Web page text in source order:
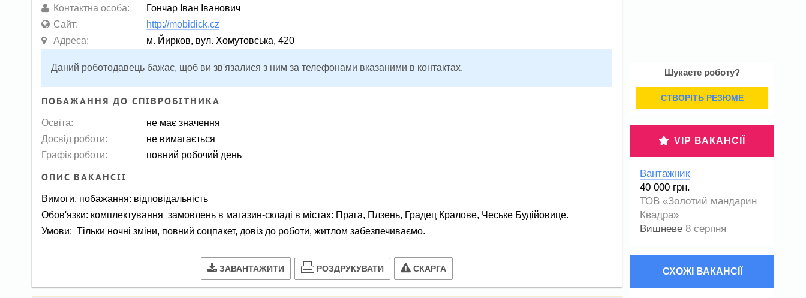
Контактна особа:
Гончар Іван Іванович
Сайт:
http://mobidick.cz
Адреса:
м. Йирков, вул. Хомутовська, 420
Даний роботодавець бажає, щоб ви зв'язалися з ним за телефонами вказаними в контактах.
ПОБАЖАННЯ ДО СПІВРОБІТНИКА
Освіта:
не має значення
Досвід роботи:
не вимагається
Графік роботи:
повний робочий день
ОПИС ВАКАНСІЇ
Вимоги, побажання: відповідальність
Обов'язки: комплектування замовлень в магазин-складі в містах: Прага, Плзень, Градец Кралове, Чеське Будійовице.
Умови: Тільки ночні зміни, повний соцпакет, довіз до роботи, житлом забезпечиваємо.
ЗАВАНТАЖИТИ РОЗДРУКУВАТИ СКАРГА
Шукаєте роботу?
СТВОРІТЬ РЕЗЮМЕ
VIP ВАКАНСІЇ
Вантажник
40 000 грн.
ТОВ «Золотий мандарин
Квадра»
Вишневе 8 серпня
СХОЖІ ВАКАНСІЇ